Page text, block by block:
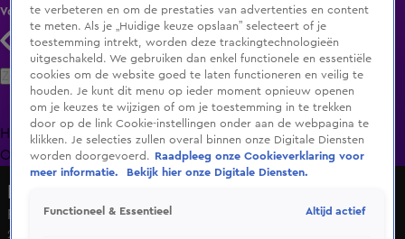
Volg KIJK
Zoeken
HomeUitzending Gemist Programma's De Bondgenoten
OranjezomerLivestreamsShop
Rookoverlast door brand in restaurant Rotterdam
26 apr 2025, 19:12
te verbeteren en om de prestaties van advertenties en content
te meten. Als je „Huidige keuze opslaan” selecteert of je
toestemming intrekt, worden deze trackingtechnologieën
uitgeschakeld. We gebruiken dan enkel functionele en essentiële
cookies om de website goed te laten functioneren en veilig te
houden. Je kunt dit menu op ieder moment opnieuw openen
om je keuzes te wijzigen of om je toestemming in te trekken
door op de link Cookie-instellingen onder aan de webpagina te
klikken. Je selecties zullen overal binnen onze Digitale Diensten
worden doorgevoerd.
Raadpleeg onze Cookieverklaring voor
meer informatie.
Bekijk hier onze Digitale Diensten.
Functioneel & Essentieel Altijd actief